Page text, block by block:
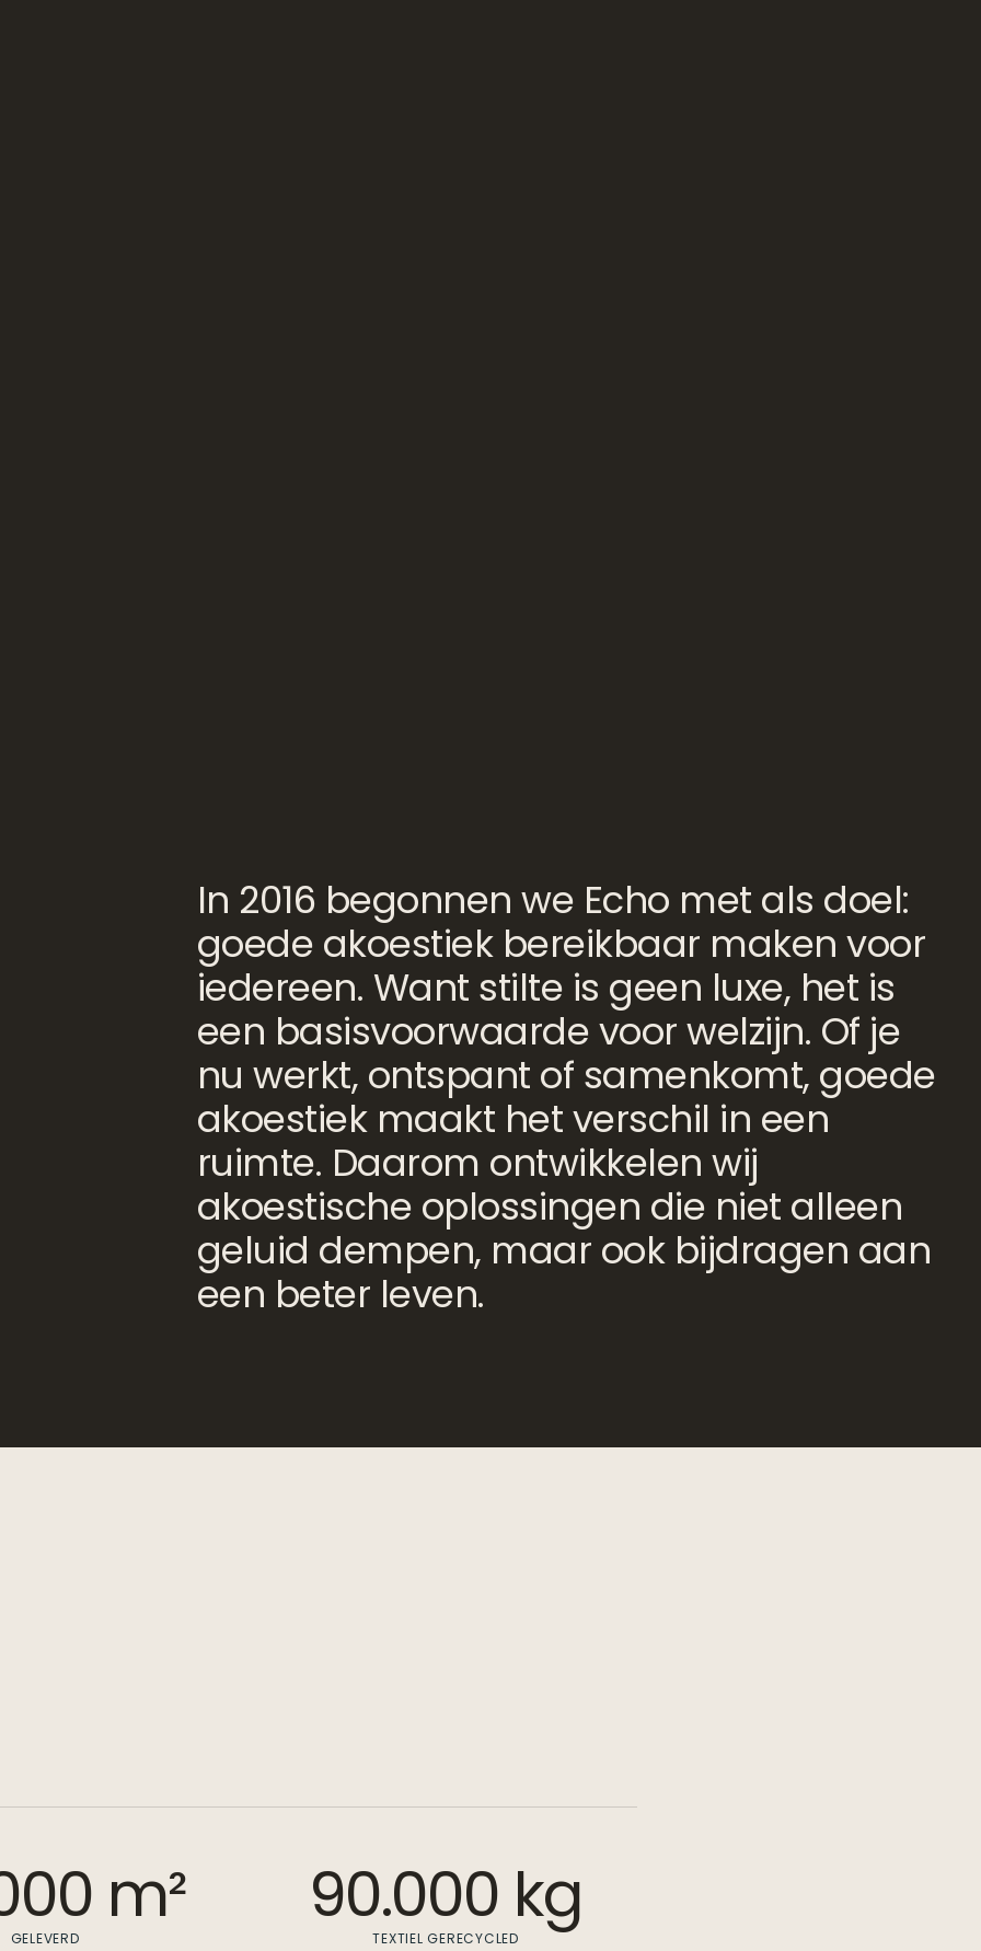
In 2016 begonnen we Echo met als doel:
goede akoestiek bereikbaar maken voor
iedereen. Want stilte is geen luxe, het is
een basisvoorwaarde voor welzijn. Of je
nu werkt, ontspant of samenkomt, goede
akoestiek maakt het verschil in een
ruimte. Daarom ontwikkelen wij
akoestische oplossingen die niet alleen
geluid dempen, maar ook bijdragen aan
een beter leven.
m²
GELEVERD
90.000 kg
TEXTIEL GERECYCLED